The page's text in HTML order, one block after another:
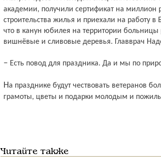
академии, получили сертификат на миллион
строительства жилья и приехали на работу
что в канун юбилея на территории
вишнёвые и сливовые деревья. Главврач
– Есть повод для праздника. Да и мы по
На празднике будут чествовать ветеранов большесельского здравоохранения, вручать
грамоты, цветы и подарки молодым и
Читайте также